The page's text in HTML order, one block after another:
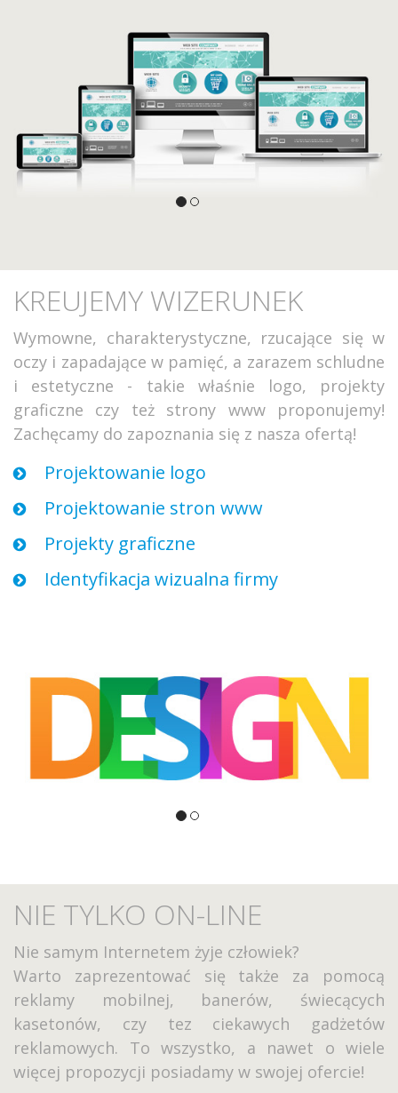
KREUJEMY WIZERUNEK
Wymowne, charakterystyczne, rzucające się w
oczy i zapadające w pamięć, a zarazem schludne
i estetyczne - takie właśnie logo, projekty
graficzne czy też strony www proponujemy!
Zachęcamy do zapoznania się z nasza ofertą!
Projektowanie logo
Projektowanie stron www
Projekty graficzne
Identyfikacja wizualna firmy
NIE TYLKO ON-LINE
Nie samym Internetem żyje człowiek?
Warto zaprezentować się także za pomocą
reklamy mobilnej, banerów, świecących
kasetonów, czy tez ciekawych gadżetów
reklamowych. To wszystko, a nawet o wiele
więcej propozycji posiadamy w swojej ofercie!